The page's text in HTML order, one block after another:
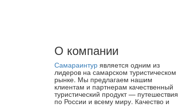
О компании
Самараинтур является одним из
лидеров на самарском туристическом
рынке. Мы предлагаем нашим
клиентам и партнерам качественный
туристический продукт — путешествия
по России и всему миру. Качество и